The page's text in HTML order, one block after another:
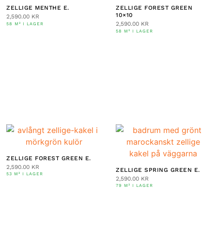
ZELLIGE MENTHE E.
2,590.00 KR
58 M² I LAGER
ZELLIGE FOREST GREEN
10×10
2,590.00 KR
58 M² I LAGER
ZELLIGE FOREST GREEN E.
2,590.00 KR
53 M² I LAGER
ZELLIGE SPRING GREEN E.
2,590.00 KR
79 M² I LAGER